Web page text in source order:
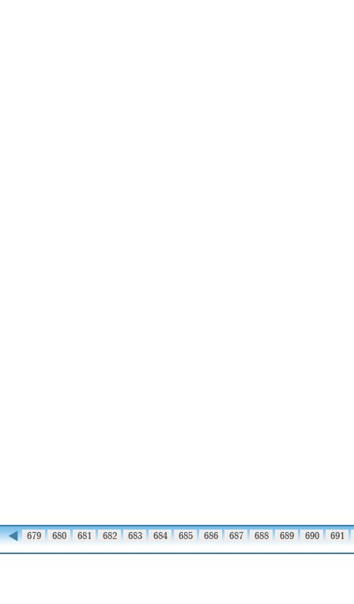
◀
678 679 680 681 682 683 684 685 686 687 688 689 690 691